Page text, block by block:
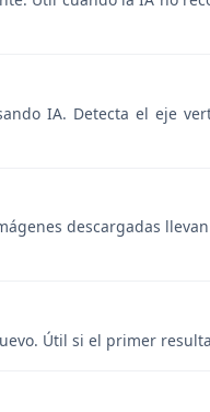
IA. Detecta el eje
descargadas
Útil si el primer